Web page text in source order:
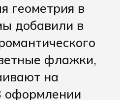
геометрия в
добавили в
флажки,
на
оформлении